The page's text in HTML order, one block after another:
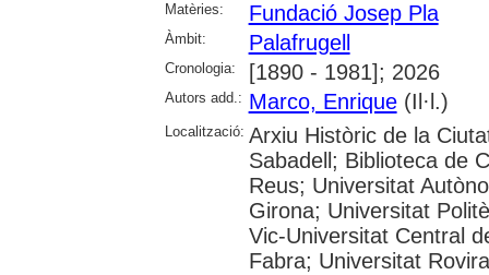
Matèries: Fundació Josep Pla
Àmbit: Palafrugell
Cronologia: [1890 - 1981]; 2026
Autors add.: Marco, Enrique(Il·l.)
Localització: Arxiu Històric de la
Sabadell; Biblioteca de
Reus; Universitat
Girona; Universitat
Vic-Universitat Central
Fabra; Universitat